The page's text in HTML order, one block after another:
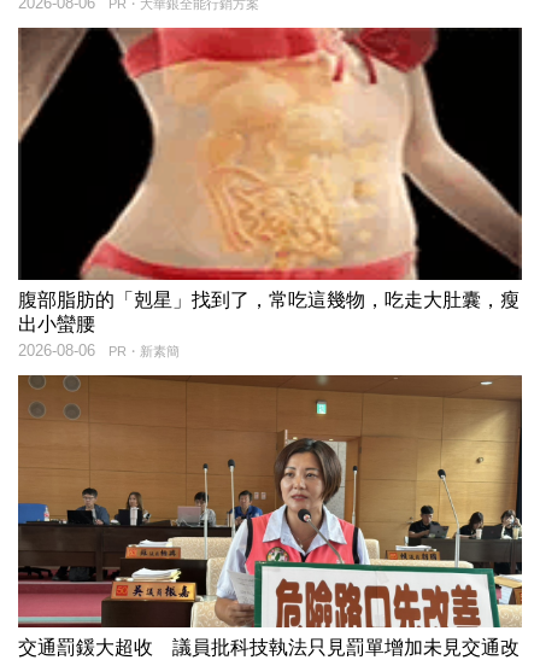
PR・大華銀全能行銷方案
腹部脂肪的「剋星」找到了，常吃這幾物，吃走大肚囊，瘦
出小蠻腰
PR・新素簡
2026-08-06
交通罰鍰大超收 議員批科技執法只見罰單增加未見交通改